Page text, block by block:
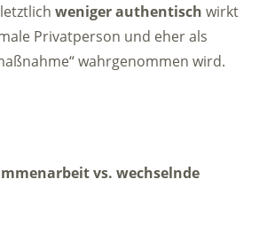
weniger authentisch wirkt
Privatperson und eher als
wahrgenommen wird.
vs. wechselnde